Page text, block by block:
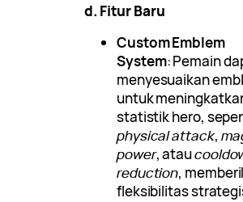
d. Fitur Baru
Custom Emblem
System: Pemain
menyesuaikan
untuk
statistik hero,
physical attack,
power, atau
reduction,
fleksibilitas